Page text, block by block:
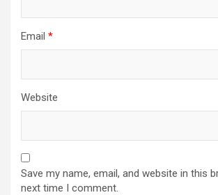
Email *
Website
Save my name, email, and website in this
next time I comment.